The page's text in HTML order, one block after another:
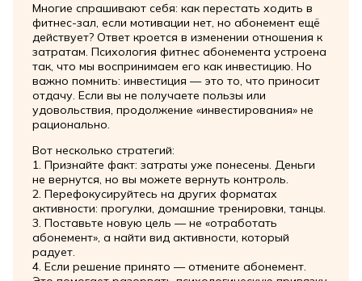
Многие спрашивают себя: как перестать ходить в
фитнес-зал, если мотивации нет, но абонемент ещё
действует? Ответ кроется в изменении отношения к
затратам. Психология фитнес абонемента устроена
так, что мы воспринимаем его как инвестицию. Но
важно помнить: инвестиция — это то, что приносит
отдачу. Если вы не получаете пользы или
удовольствия, продолжение «инвестирования» не
рационально.
Вот несколько стратегий:
1. Признайте факт: затраты уже понесены. Деньги
не вернутся, но вы можете вернуть контроль.
2. Перефокусируйтесь на других форматах
активности: прогулки, домашние тренировки, танцы.
3. Поставьте новую цель — не «отработать
абонемент», а найти вид активности, который
радует.
4. Если решение принято — отмените абонемент.